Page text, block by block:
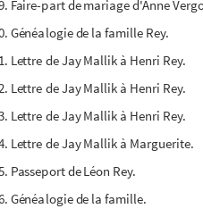
Faire-part de mariage d'Anne
Généalogie de la famille Rey.
Lettre de Jay Mallik à Henri Rey.
Lettre de Jay Mallik à Henri Rey.
Lettre de Jay Mallik à Henri Rey.
Lettre de Jay Mallik à Marguerite.
Passeport de Léon Rey.
Généalogie de la famille.